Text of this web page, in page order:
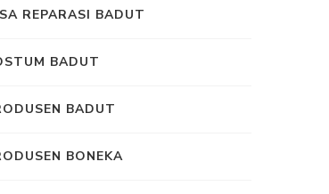
REPARASI BADUT
BADUT
BADUT
BONEKA